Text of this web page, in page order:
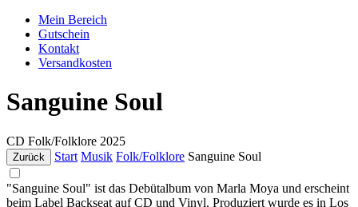
Mein Bereich
Gutschein
Kontakt
Versandkosten
Sanguine Soul
CD Folk/Folklore 2025
Zurück Start Musik Folk/Folklore Sanguine Soul
"Sanguine Soul" ist das Debütalbum von Marla Moya und erscheint
beim Label Backseat auf CD und Vinyl. Produziert wurde es in Los